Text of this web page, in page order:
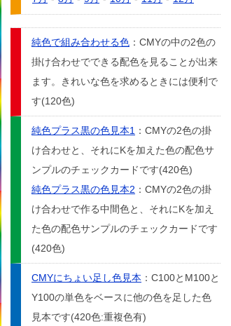
純色で組み合わせる色 ：CMYの中の2色の
掛け合わせでできる配色を見ることが出来
ます。きれいな色を求めるときには便利で
す(120色)
純色プラス黒の色見本1 ：CMYの2色の掛
け合わせと、それにKを加えた色の配色サ
ンプルのチェックカードです(420色)
純色プラス黒の色見本2 ：CMYの2色の掛
け合わせで作る中間色と、それにKを加え
た色の配色サンプルのチェックカードです
(420色)
CMYにちょい足し色見本 ：C100とM100と
Y100の単色をベースに他の色を足した色
見本です(420色:重複色有)